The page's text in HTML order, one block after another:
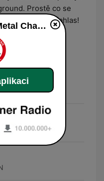
Prostě co se
metal – nahlas!
30 dní
Czechoslovak Metal Channel